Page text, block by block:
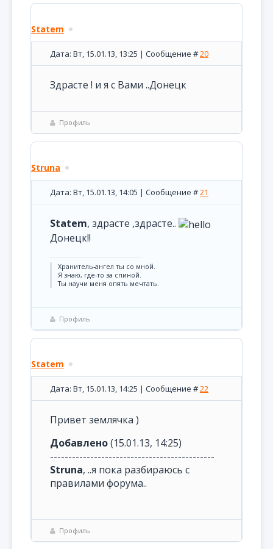
Statem
Дата: Вт, 15.01.13, 13:25 | Сообщение #20
Здрасте ! и я с Вами ..Донецк
Профиль
Struna
Дата: Вт, 15.01.13, 14:05 | Сообщение #21
Statem, здрасте ,здрасте..
Донецк!!
Хранитель-ангел ты со мной.
Я знаю, где-то за спиной.
Ты научи меня опять мечтать.
Профиль
Statem
Дата: Вт, 15.01.13, 14:25 | Сообщение #22
Привет землячка )
Добавлено(15.01.13, 14:25)
---------------------------------------------
Struna, ..я пока разбираюсь с
правилами форума..
Профиль